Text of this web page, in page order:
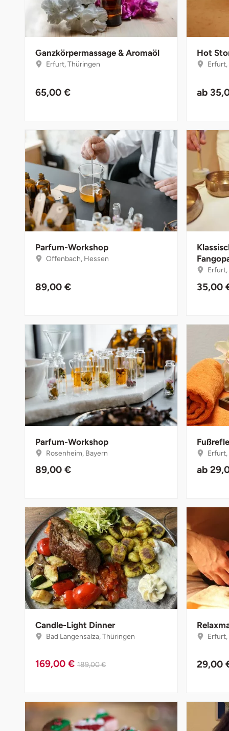
Ganzkörpermassage & Aromaöl
Erfurt, Thüringen
65,00 €
Hot
ab
Parfum-Workshop
Offenbach, Hessen
89,00 € 35,00
Parfum-Workshop
Rosenheim, Bayern
89,00 € ab
Candle-Light Dinner
Bad Langensalza, Thüringen
169,00 € 189,00 € 29,00
Düsseldorf
Flensburg
Frankfurt am Main
Freiberg
Freiburg
Geiselwind
Gelnhausen
Gersfeld
Halle
Hamburg
Hanau
Hannover
Heidelberg
Heidenheim